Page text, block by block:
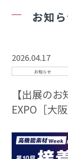
お知
2026.04.17
お知らせ
【出展の
EXPO［大阪